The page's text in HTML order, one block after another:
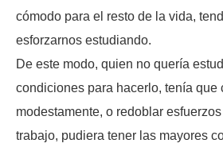
cómodo para el resto de la vida,
esforzarnos estudiando.
De este modo, quien no quería
condiciones para hacerlo, tenía que
modestamente, o redoblar
trabajo, pudiera tener las mayores